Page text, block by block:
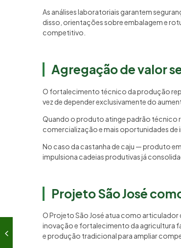
As análises laboratoriais garantem
disso, orientações sobre embalagem e
competitivo.
Agregação de valor
O fortalecimento técnico da produção
vez de depender exclusivamente do
Quando o produto atinge padrão técnico
comercialização e mais oportunidades de
No caso da castanha de caju — produto
impulsiona cadeias produtivas já
Projeto São José
O Projeto São José atua como
inovação e fortalecimento da agricultura
e produção tradicional para ampliar